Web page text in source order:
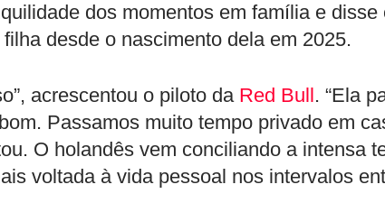
dos momentos em família e
desde o nascimento dela em 2025.
acrescentou o piloto da Red Bull. “Ela
Passamos muito tempo privado em
O holandês vem conciliando a intensa
voltada à vida pessoal nos intervalos